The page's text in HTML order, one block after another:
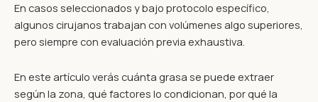
En casos seleccionados y bajo protocolo específico,
algunos cirujanos trabajan con volúmenes algo superiores,
pero siempre con evaluación previa exhaustiva.
En este artículo verás cuánta grasa se puede extraer
según la zona, qué factores lo condicionan, por qué la